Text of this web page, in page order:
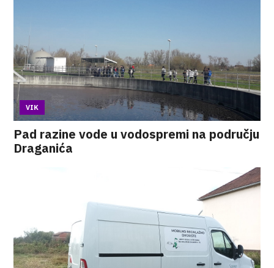
VIK
Pad razine vode u vodospremi na području
Draganića